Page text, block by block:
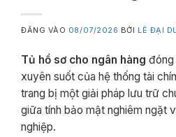
ĐĂNG VÀO 08/07/2026 BỞI LÊ ĐẠI
Tủ hồ sơ cho ngân hàng đóng
xuyên suốt của hệ thống tài
trang bị một giải pháp lưu trữ
giữa tính bảo mật nghiêm ngặt
nghiệp.